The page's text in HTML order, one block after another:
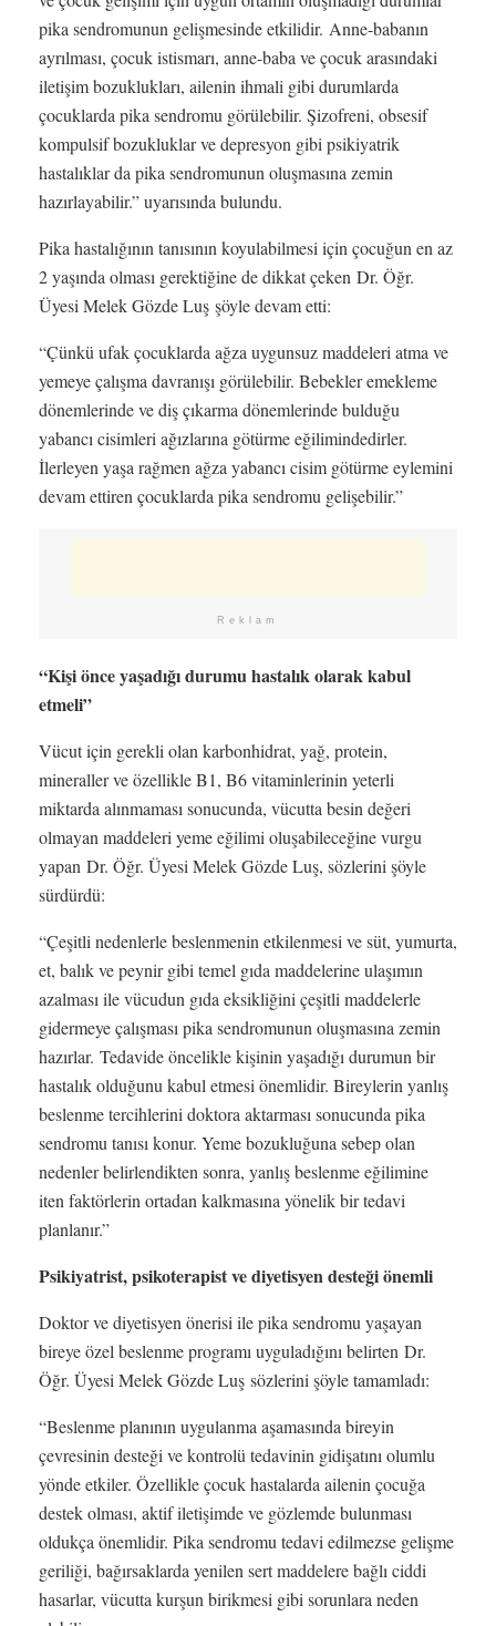
pika sendromunun gelişmesinde etkilidir. Anne-babanın
ayrılması, çocuk istismarı, anne-baba ve çocuk arasındaki
iletişim bozuklukları, ailenin ihmali gibi durumlarda
çocuklarda pika sendromu görülebilir. Şizofreni, obsesif
kompulsif bozukluklar ve depresyon gibi psikiyatrik
hastalıklar da pika sendromunun oluşmasına zemin
hazırlayabilir.” uyarısında bulundu.
Pika hastalığının tanısının koyulabilmesi için çocuğun en az
2 yaşında olması gerektiğine de dikkat çeken Dr. Öğr.
Üyesi Melek Gözde Luş şöyle devam etti:
“Çünkü ufak çocuklarda ağza uygunsuz maddeleri atma ve
yemeye çalışma davranışı görülebilir. Bebekler emekleme
dönemlerinde ve diş çıkarma dönemlerinde bulduğu
yabancı cisimleri ağızlarına götürme eğilimindedirler.
İlerleyen yaşa rağmen ağza yabancı cisim götürme eylemini
devam ettiren çocuklarda pika sendromu gelişebilir.”
Reklam
“Kişi önce yaşadığı durumu hastalık olarak kabul
etmeli”
Vücut için gerekli olan karbonhidrat, yağ, protein,
mineraller ve özellikle B1, B6 vitaminlerinin yeterli
miktarda alınmaması sonucunda, vücutta besin değeri
olmayan maddeleri yeme eğilimi oluşabileceğine vurgu
yapan Dr. Öğr. Üyesi Melek Gözde Luş, sözlerini şöyle
sürdürdü:
“Çeşitli nedenlerle beslenmenin etkilenmesi ve süt, yumurta,
et, balık ve peynir gibi temel gıda maddelerine ulaşımın
azalması ile vücudun gıda eksikliğini çeşitli maddelerle
gidermeye çalışması pika sendromunun oluşmasına zemin
hazırlar. Tedavide öncelikle kişinin yaşadığı durumun bir
hastalık olduğunu kabul etmesi önemlidir. Bireylerin yanlış
beslenme tercihlerini doktora aktarması sonucunda pika
sendromu tanısı konur. Yeme bozukluğuna sebep olan
nedenler belirlendikten sonra, yanlış beslenme eğilimine
iten faktörlerin ortadan kalkmasına yönelik bir tedavi
planlanır.”
Psikiyatrist, psikoterapist ve diyetisyen desteği önemli
Doktor ve diyetisyen önerisi ile pika sendromu yaşayan
bireye özel beslenme programı uyguladığını belirten Dr.
Öğr. Üyesi Melek Gözde Luş sözlerini şöyle tamamladı:
“Beslenme planının uygulanma aşamasında bireyin
çevresinin desteği ve kontrolü tedavinin gidişatını olumlu
yönde etkiler. Özellikle çocuk hastalarda ailenin çocuğa
destek olması, aktif iletişimde ve gözlemde bulunması
oldukça önemlidir. Pika sendromu tedavi edilmezse gelişme
geriliği, bağırsaklarda yenilen sert maddelere bağlı ciddi
hasarlar, vücutta kurşun birikmesi gibi sorunlara neden